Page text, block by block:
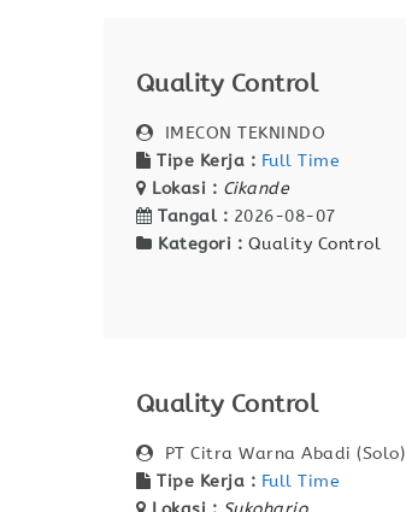
Quality Control
IMECON TEKNINDO
Tipe Kerja : Full Time
Lokasi : Cikande
Tangal : 2026-08-07
Kategori : Quality Control
Quality Control
PT Citra Warna Abadi (Solo)
Tipe Kerja : Full Time